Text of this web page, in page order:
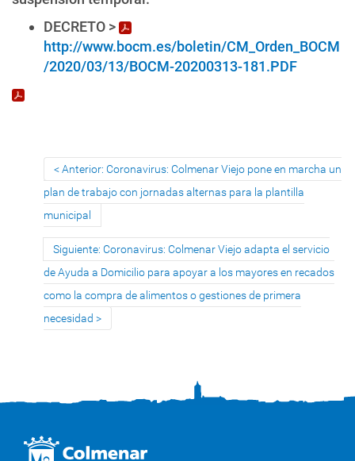
DECRETO >
http://www.bocm.es/boletin/CM_Orden_BOCM
/2020/03/13/BOCM-20200313-181.PDF
Anterior: Coronavirus: Colmenar Viejo pone en marcha un
plan de trabajo con jornadas alternas para la plantilla
municipal
Siguiente: Coronavirus: Colmenar Viejo adapta el servicio
de Ayuda a Domicilio para apoyar a los mayores en recados
como la compra de alimentos o gestiones de primera
necesidad